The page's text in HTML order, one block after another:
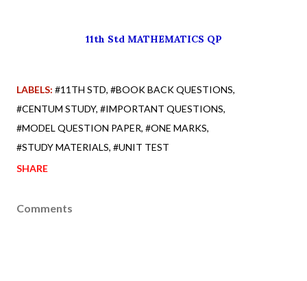
11th Std MATHEMATICS QP
LABELS: #11TH STD #BOOK BACK QUESTIONS
#CENTUM STUDY #IMPORTANT QUESTIONS
#MODEL QUESTION PAPER #ONE MARKS
#STUDY MATERIALS #UNIT TEST
SHARE
Comments